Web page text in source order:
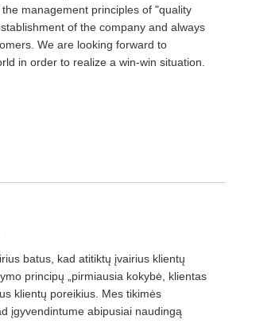
management principles of "quality
of the company and always
We are looking forward to
in order to realize a win-win situation.
batus, kad atitiktų įvairius klientų
principų „pirmiausia kokybė, klientas
klientų poreikius. Mes tikimės
įgyvendintume abipusiai naudingą